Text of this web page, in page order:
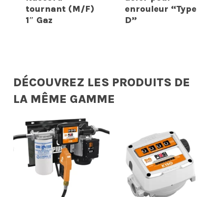
tournant (M/F)
1″ Gaz
enrouleur “Type
D”
DÉCOUVREZ LES PRODUITS DE
LA MÊME GAMME